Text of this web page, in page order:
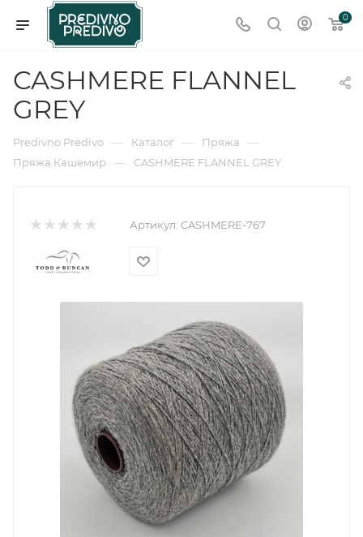
0
CASHMERE FLANNEL
GREY
Predivno Predivo — Каталог — Пряжа —
Пряжа Кашемир — CASHMERE FLANNEL GREY
Артикул: CASHMERE-767